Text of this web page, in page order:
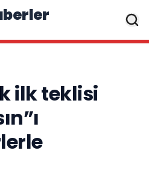
ilk teklisi